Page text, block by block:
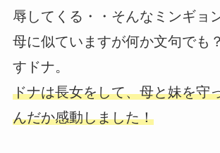
辱してくる・・そんなミンギョ
母に似ていますが何か文句でも
すドナ。
ドナは長女をして、母と妹を守
んだか感動しました！